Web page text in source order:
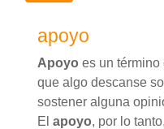
apoyo
Apoyo es un término
que algo descanse
sostener alguna
El apoyo, por lo